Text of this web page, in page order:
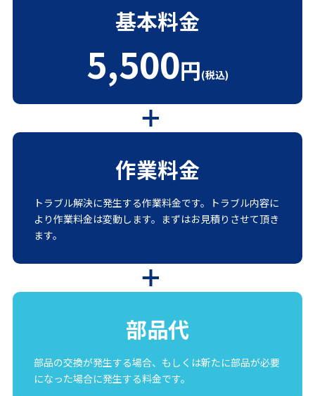
基本料金
5,500円(税込)
作業料金
トラブル解決に発生する作業料金です。トラブル内容に
より作業料金は変動します。まずはお見積りさせて頂き
ます。
部品代
部品の交換が発生する場合、もしくは新たに部品が必要
になった場合に発生する料金です。